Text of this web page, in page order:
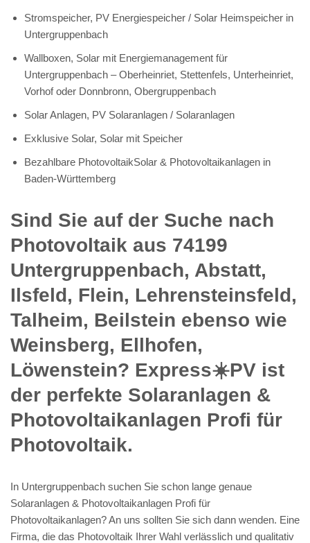
Stromspeicher, PV Energiespeicher / Solar Heimspeicher in
Untergruppenbach
Wallboxen, Solar mit Energiemanagement für
Untergruppenbach – Oberheinriet, Stettenfels, Unterheinriet,
Vorhof oder Donnbronn, Obergruppenbach
Solar Anlagen, PV Solaranlagen / Solaranlagen
Exklusive Solar, Solar mit Speicher
Bezahlbare PhotovoltaikSolar & Photovoltaikanlagen in
Baden-Württemberg
Sind Sie auf der Suche nach
Photovoltaik aus 74199
Untergruppenbach, Abstatt,
Ilsfeld, Flein, Lehrensteinsfeld,
Talheim, Beilstein ebenso wie
Weinsberg, Ellhofen,
Löwenstein? Express☀️PV️ ist
der perfekte Solaranlagen &
Photovoltaikanlagen Profi für
Photovoltaik.
In Untergruppenbach suchen Sie schon lange genaue
Solaranlagen & Photovoltaikanlagen Profi für
Photovoltaikanlagen? An uns sollten Sie sich dann wenden. Eine
Firma, die das Photovoltaik Ihrer Wahl verlässlich und qualitativ